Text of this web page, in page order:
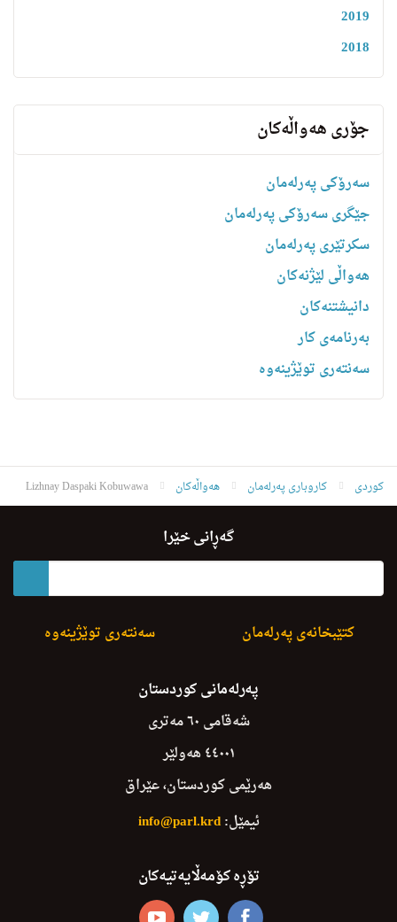
2019
2018
جۆری هەواڵەکان
سەرۆکی پەرلەمان
جێگری سەرۆکی پەرلەمان
سکرتێری پەرلەمان
هه‌واڵى لێژنه‌كان
دانیشتنه‌کان
بەرنامەی کار
سەنتەری توێژینەوە
کوردی کاروباری پەرلەمان هەواڵەکان Lizhnay Daspaki Kobuwawa
گەڕانی خێرا
سەنتەری توێژینەوە کتێبخانەی پەرلەمان
پەرلەمانی کوردستان
شەقامی ٦٠ مەتری
٤٤٠٠١ هەولێر
هەرێمی کوردستان، عێراق
ئیمێل:info@parl.krd
تۆڕە کۆمەڵایەتیەکان